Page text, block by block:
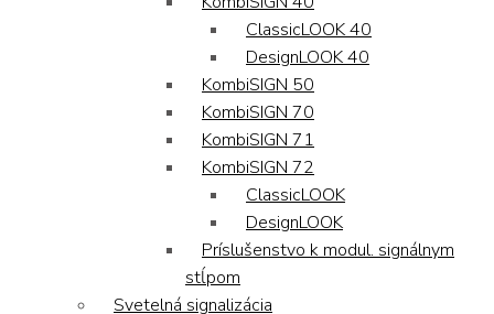
ClassicLOOK 40
DesignLOOK 40
KombiSIGN 50
KombiSIGN 70
KombiSIGN 71
KombiSIGN 72
ClassicLOOK
DesignLOOK
Príslušenstvo k modul. signálnym
stĺpom
Svetelná signalizácia